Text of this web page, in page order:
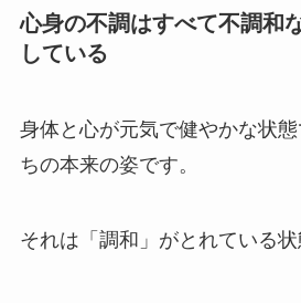
心身の不調はすべて不調和
している
身体と心が元気で健やかな状
ちの本来の姿です。
それは「調和」がとれている状